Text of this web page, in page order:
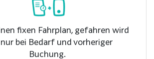
fixen Fahrplan, gefahren wird
nur bei Bedarf und vorheriger
Buchung.